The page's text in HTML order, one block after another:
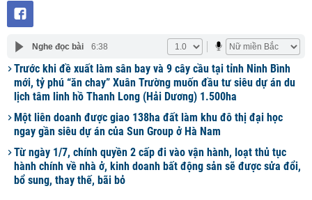
Nghe đọc bài 6:38
Trước khi đề xuất làm sân bay và 9 cây cầu tại tỉnh Ninh Bình
mới, tỷ phú “ăn chay” Xuân Trường muốn đầu tư siêu dự án du
lịch tâm linh hồ Thanh Long (Hải Dương) 1.500ha
Một liên doanh được giao 138ha đất làm khu đô thị đại học
ngay gần siêu dự án của Sun Group ở Hà Nam
Từ ngày 1/7, chính quyền 2 cấp đi vào vận hành, loạt thủ tục
hành chính về nhà ở, kinh doanh bất động sản sẽ được sửa đổi,
bổ sung, thay thế, bãi bỏ